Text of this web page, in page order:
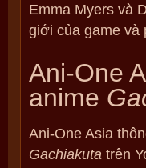
Emma Myers và
giới của game và
Ani-One
anime
Ani-One Asia
Gachiakuta trên